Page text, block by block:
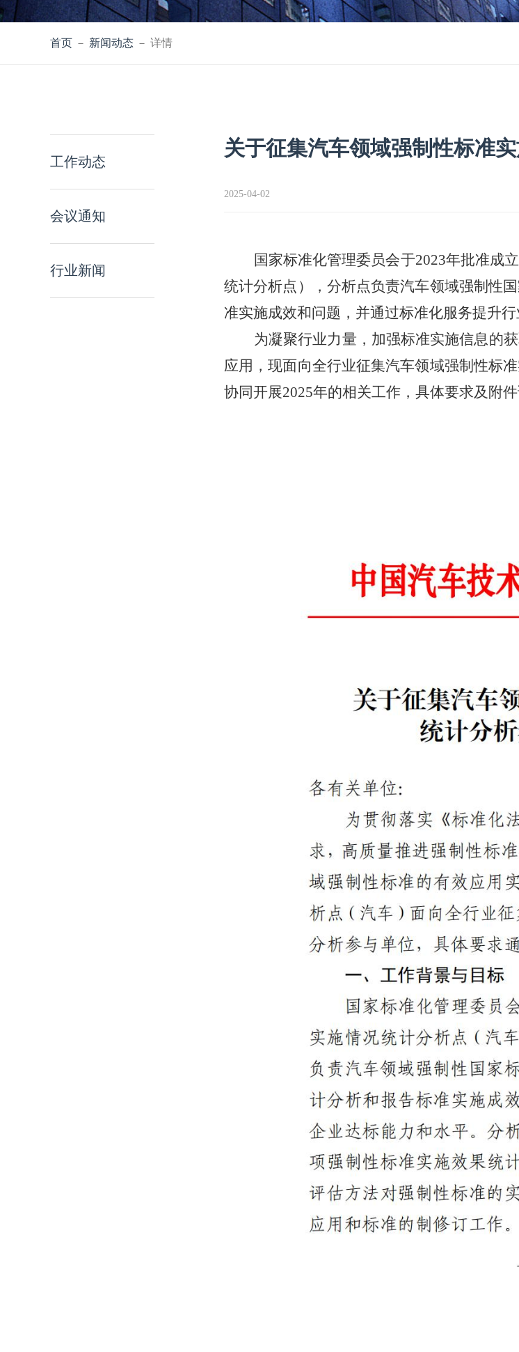
首页 － 新闻动态 － 详情
工作动态
会议通知
行业新闻
关于征集汽车领域强制性标准
2025-04-02
国家标准化管理委员会于2023年批准成
统计分析点 ） ，分析点负责汽车领域强制性
准实施成效和问题，并通过标准化服务提升
为凝聚行业力量， 加强标准实施信息的
应用，现面向全行业征集汽车领域强制性标
协同开展2025年的相关工作 ，具体要求及附